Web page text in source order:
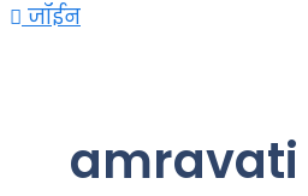
जॉईन
amravati